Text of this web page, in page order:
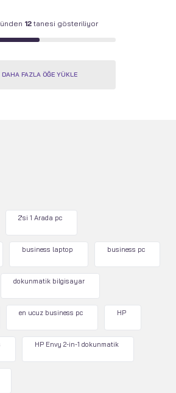
12tanesi gösteriliyor
DAHA FAZLA ÖĞE YÜKLE
2'si 1 Arada pc
business laptop business pc
dokunmatik bilgisayar
en ucuz business pc HP
HP Envy 2-in-1 dokunmatik